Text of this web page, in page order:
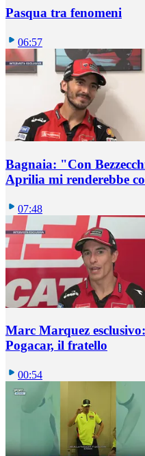
Pasqua tra fenomeni
06:57
Bagnaia: "Con
Aprilia mi renderebbe
07:48
Marc Marquez
Pogacar, il fratello
00:54